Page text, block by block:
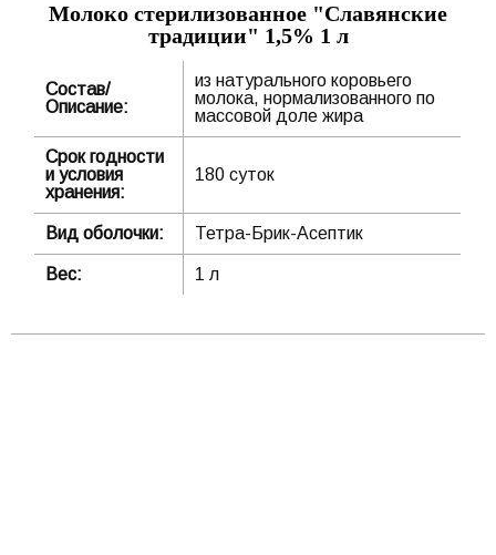
Молоко стерилизованное "Славянские
традиции" 1,5% 1 л
Состав/
Описание:
из натурального коровьего
молока, нормализованного по
массовой доле жира
Срок годности
и условия
хранения:
180 суток
Вид оболочки: Тетра-Брик-Асептик
Вес: 1 л